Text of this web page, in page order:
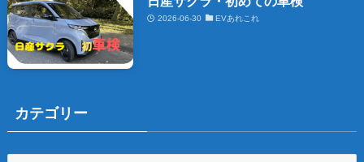
2026-06-30 EVあれこれ
カテゴリー